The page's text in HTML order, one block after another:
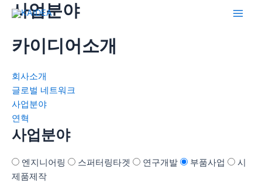
사업분야
카이디어소개
회사소개
글로벌 네트워크
사업분야
연혁
사업분야
엔지니어링 스퍼터링타겟 연구개발 부품사업
시
제품제작